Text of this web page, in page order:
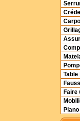
Table
Faire